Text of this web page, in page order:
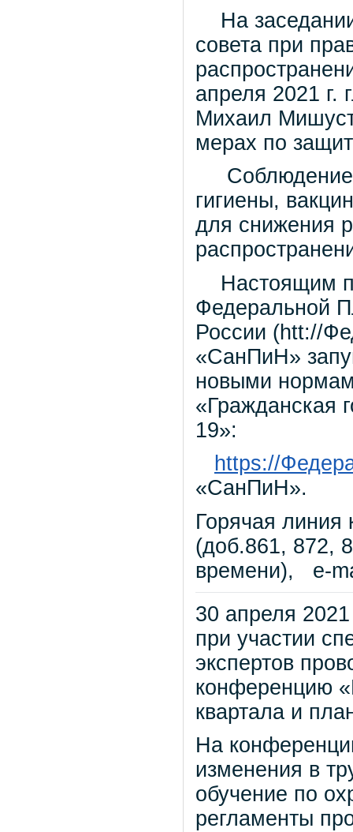
На
совета при
апреля 2021 г.
Михаил
мерах по
Соблюдение
гигиены,
для снижения
Настоящим
Федеральной
России (htt://
«СанПиН»
новыми
«Гражданская
19»:
https://
«СанПиН».
Горячая линия
(доб.861, 872,
времени), e-
30 апреля
при участии
экспертов
конференцию
квартала и
На
изменения в
обучение по
регламенты